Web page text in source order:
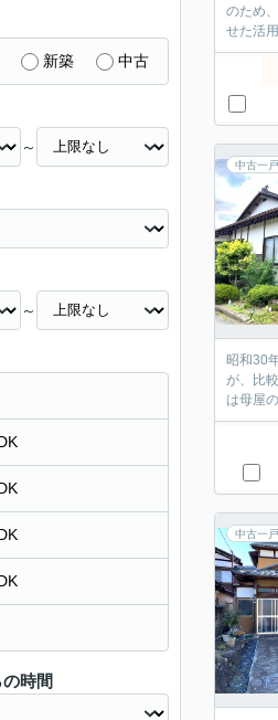
のため
せた活
中古一
昭和30
が、比
は母屋
中古一
新築 中古
～
～
時間